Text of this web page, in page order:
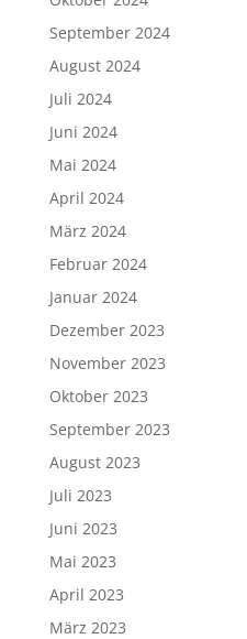
September 2024
August 2024
Juli 2024
Juni 2024
Mai 2024
April 2024
März 2024
Februar 2024
Januar 2024
Dezember 2023
November 2023
Oktober 2023
September 2023
August 2023
Juli 2023
Juni 2023
Mai 2023
April 2023
März 2023